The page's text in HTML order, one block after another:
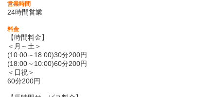
営業時間
24時間営業
料金
【時間料金】
＜月～土＞
(10:00～18:00)30分200円
(18:00～10:00)60分200円
＜日祝＞
60分200円